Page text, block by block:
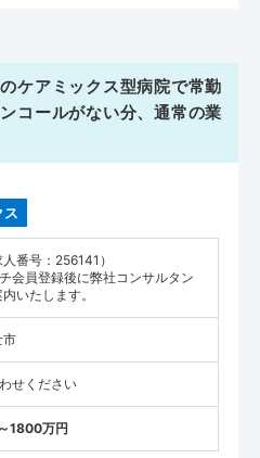
ケアミックス型病院で常勤
コールがない分、通常の業
ス
番号：256141）
会員登録後に弊社コンサルタン
いたします。
市
せください
1800万円